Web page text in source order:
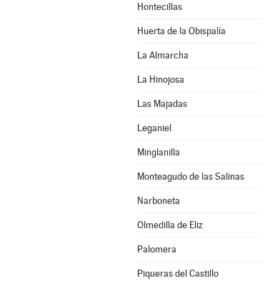
Hontecillas
Huerta de la Obispalía
La Almarcha
La Hinojosa
Las Majadas
Leganiel
Minglanilla
Monteagudo de las Salinas
Narboneta
Olmedilla de Eliz
Palomera
Piqueras del Castillo